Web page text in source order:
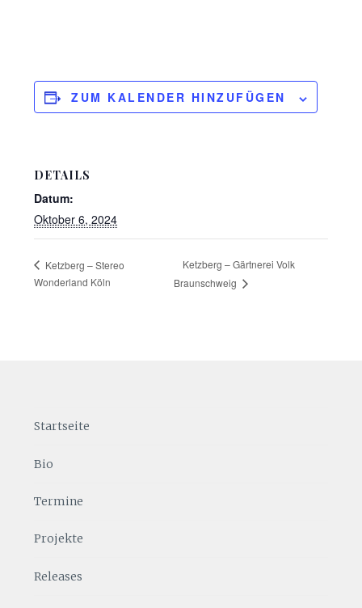
ZUM KALENDER HINZUFÜGEN
DETAILS
Datum:
Oktober 6, 2024
Ketzberg – Stereo
Wonderland Köln
Ketzberg – Gärtnerei Volk
Braunschweig
Startseite
Bio
Termine
Projekte
Releases